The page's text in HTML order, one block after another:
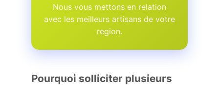
Nous vous mettons en relation
avec les meilleurs artisans de votre
region.
Pourquoi solliciter plusieurs